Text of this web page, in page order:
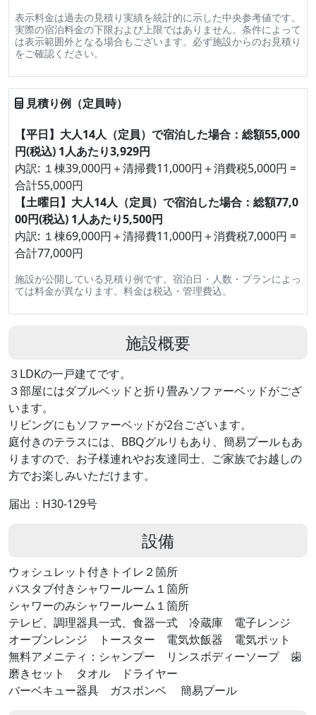
表示料金は過去の見積り実績を統計的に示した中央参考値です。
実際の宿泊料金の下限および上限ではありません。条件によって
は表示範囲外となる場合もございます。必ず施設からのお見積り
をご確認ください。
見積り例（定員時）
【平日】大人14人（定員）で宿泊した場合：総額55,000
円(税込) 1人あたり3,929円
内訳: １棟39,000円＋清掃費11,000円＋消費税5,000円 =
合計55,000円
【土曜日】大人14人（定員）で宿泊した場合：総額77,0
00円(税込) 1人あたり5,500円
内訳: １棟69,000円＋清掃費11,000円＋消費税7,000円 =
合計77,000円
施設が公開している見積り例です。宿泊日・人数・プランによっ
ては料金が異なります。料金は税込・管理費込。
施設概要
３LDKの一戸建てです。
３部屋にはダブルベッドと折り畳みソファーベッドがござ
います。
リビングにもソファーベッドが2台ございます。
庭付きのテラスには、BBQグルリもあり、簡易プールもあ
りますので、お子様連れやお友達同士、ご家族でお越しの
方でお楽しみいただけます。
届出：H30-129号
設備
ウォシュレット付きトイレ２箇所
バスタブ付きシャワールーム１箇所
シャワーのみシャワールーム１箇所
テレビ、調理器具一式、食器一式 冷蔵庫 電子レンジ
オーブンレンジ トースター 電気炊飯器 電気ポット
無料アメニティ：シャンプー リンスボディーソープ 歯
磨きセット タオル ドライヤー
バーベキュー器具 ガスボンベ 簡易プール